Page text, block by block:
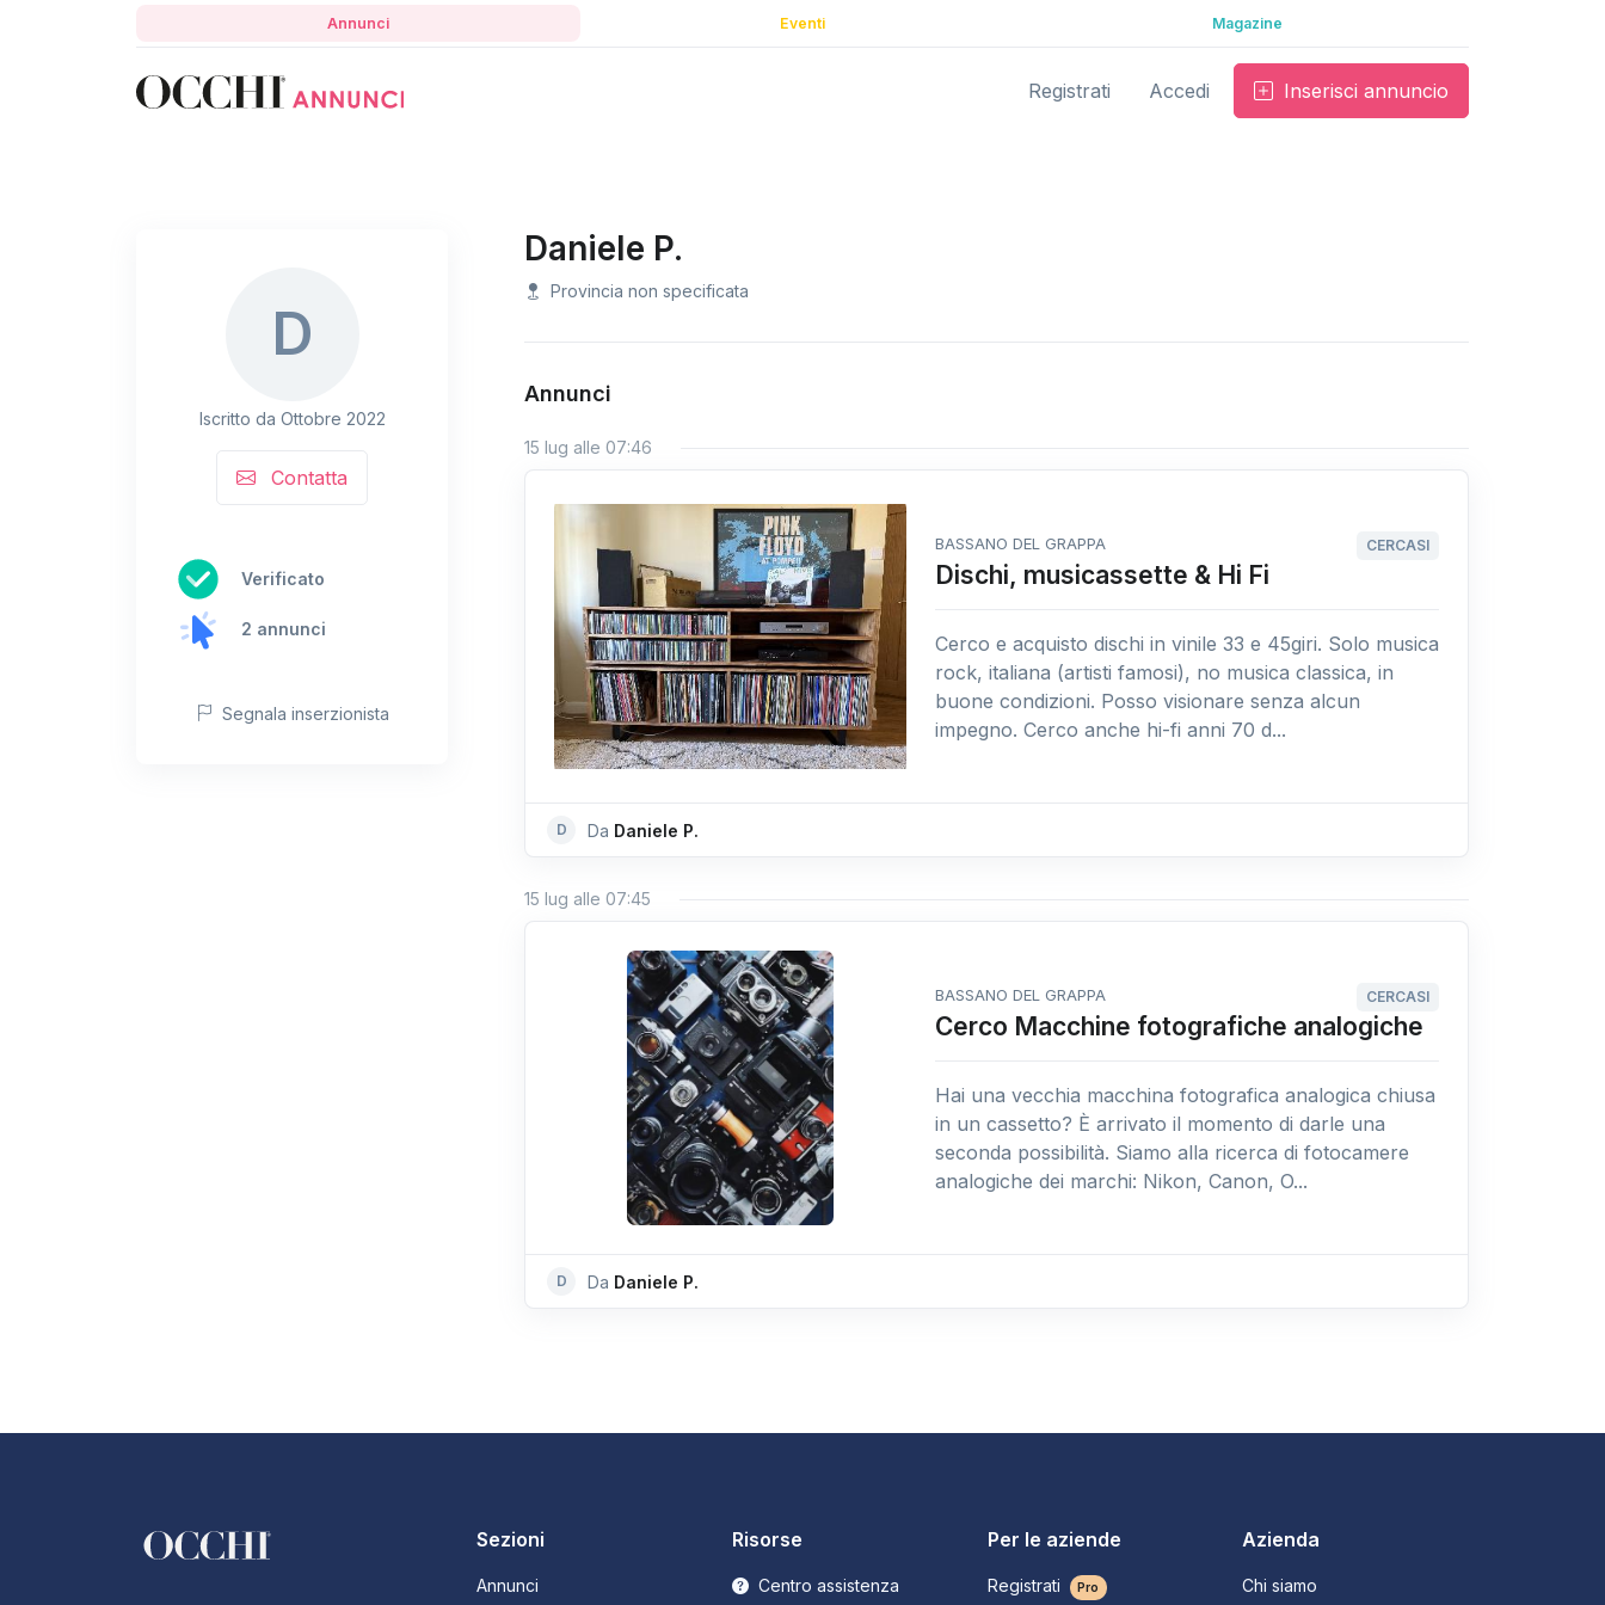
Annunci Eventi Magazine
Registrati Accedi Inserisci annuncio
D
Iscritto da Ottobre 2022
Contatta
Verificato
2 annunci
Segnala inserzionista
Daniele P.
Provincia non specificata
Annunci
15 lug alle 07:46
BASSANO DEL GRAPPA CERCASI
Dischi, musicassette & Hi Fi
Cerco e acquisto dischi in vinile 33 e 45giri. Solo musica
rock, italiana (artisti famosi), no musica classica, in
buone condizioni. Posso visionare senza alcun
impegno. Cerco anche hi-fi anni 70 d...
D Da Daniele P.
15 lug alle 07:45
BASSANO DEL GRAPPA CERCASI
Cerco Macchine fotografiche analogiche
Hai una vecchia macchina fotografica analogica chiusa
in un cassetto? È arrivato il momento di darle una
seconda possibilità. Siamo alla ricerca di fotocamere
analogiche dei marchi: Nikon, Canon, O...
D Da Daniele P.
Sezioni
Annunci
Risorse
Centro assistenza
Per le aziende
Registrati Pro
Azienda
Chi siamo